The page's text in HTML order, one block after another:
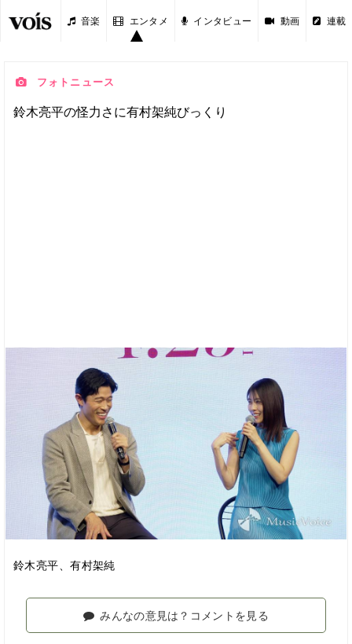
音楽 エンタメ インタビュー 動画 連載
フォトニュース
鈴木亮平の怪力さに有村架純びっくり
鈴木亮平、有村架純
みんなの意見は？コメントを見る